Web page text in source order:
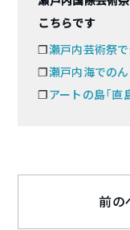
こちらです
❐瀬戸内芸術祭で
❐瀬戸内海での
❐アートの島「直
前の